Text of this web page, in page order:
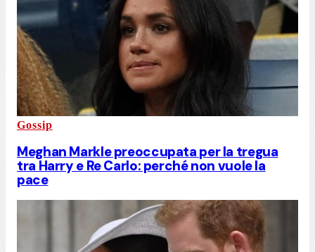
Gossip
Meghan Markle preoccupata per la tregua
tra Harry e Re Carlo: perché non vuole la
pace